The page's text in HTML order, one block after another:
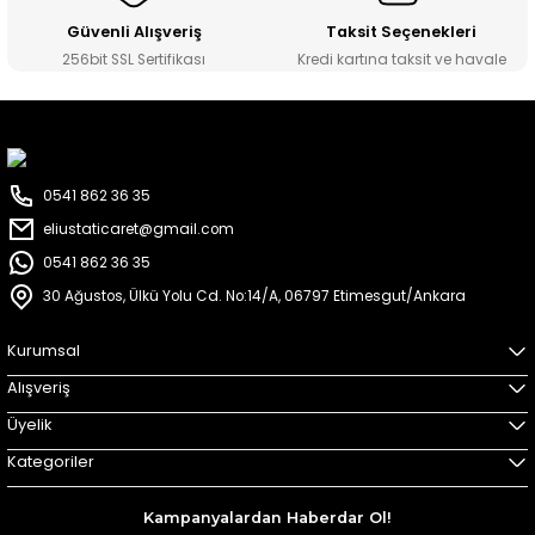
Güvenli Alışveriş
256bit SSL Sertifikası
Taksit Seçenekleri
Kredi kartına taksit ve havale
0541 862 36 35
eliustaticaret@gmail.com
0541 862 36 35
30 Ağustos, Ülkü Yolu Cd. No:14/A, 06797 Etimesgut/Ankara
Kurumsal
Alışveriş
Üyelik
Kategoriler
Kampanyalardan Haberdar Ol!